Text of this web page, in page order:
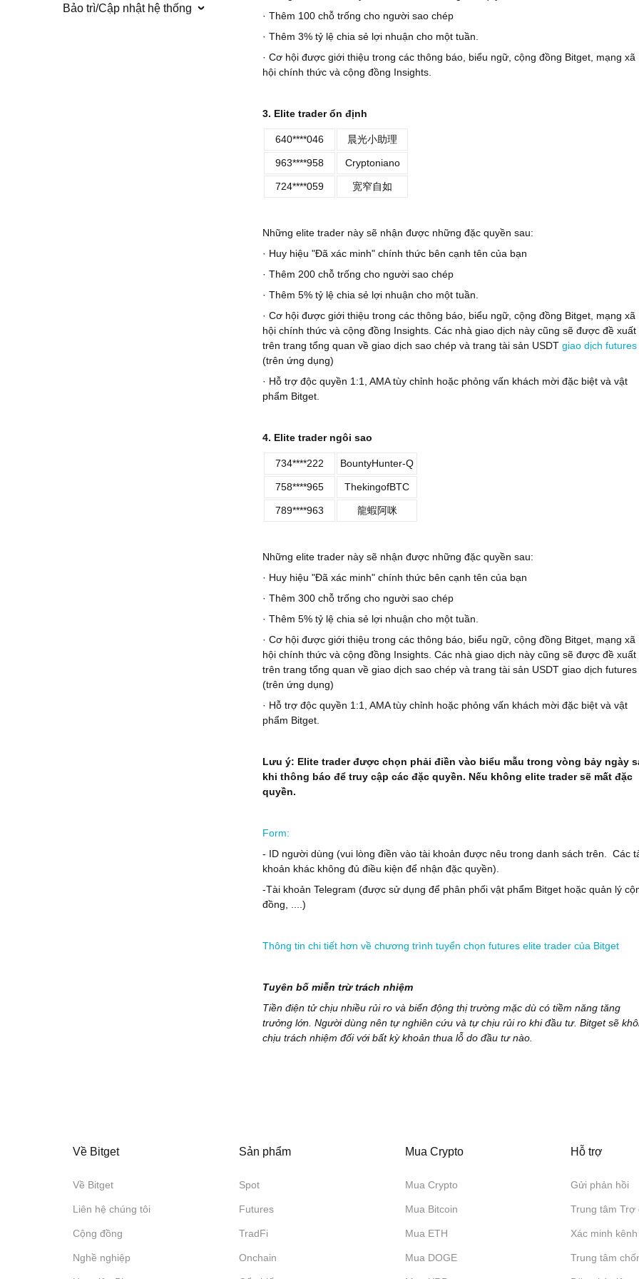
Bảo trì/Cập nhật hệ thống
· Thêm 100 chỗ trống cho người sao chép
· Thêm 3% tỷ lệ chia sẻ lợi nhuận cho một tuần.
· Cơ hội được giới thiệu trong các thông báo, biểu ngữ, cộng đồng Bitget, mạng xã
hội chính thức và cộng đồng Insights.
3. Elite trader ổn định
640****046 晨光小助理
963****958 Cryptoniano
724****059 宽窄自如
Những elite trader này sẽ nhận được những đặc quyền sau:
· Huy hiệu "Đã xác minh" chính thức bên cạnh tên của bạn
· Thêm 200 chỗ trống cho người sao chép
· Thêm 5% tỷ lệ chia sẻ lợi nhuận cho một tuần.
· Cơ hội được giới thiệu trong các thông báo, biểu ngữ, cộng đồng Bitget, mạng xã
hội chính thức và cộng đồng Insights. Các nhà giao dịch này cũng sẽ được đề xuất
trên trang tổng quan về giao dịch sao chép và trang tài sản USDT giao dịch futures
(trên ứng dụng)
· Hỗ trợ độc quyền 1:1, AMA tùy chỉnh hoặc phỏng vấn khách mời đặc biệt và vật
phẩm Bitget.
4. Elite trader ngôi sao
734****222 BountyHunter-Q
758****965 ThekingofBTC
789****963 龍蝦阿咪
Những elite trader này sẽ nhận được những đặc quyền sau:
· Huy hiệu "Đã xác minh" chính thức bên cạnh tên của bạn
· Thêm 300 chỗ trống cho người sao chép
· Thêm 5% tỷ lệ chia sẻ lợi nhuận cho một tuần.
· Cơ hội được giới thiệu trong các thông báo, biểu ngữ, cộng đồng Bitget, mạng xã
hội chính thức và cộng đồng Insights. Các nhà giao dịch này cũng sẽ được đề xuất
trên trang tổng quan về giao dịch sao chép và trang tài sản USDT giao dịch futures
(trên ứng dụng)
· Hỗ trợ độc quyền 1:1, AMA tùy chỉnh hoặc phỏng vấn khách mời đặc biệt và vật
phẩm Bitget.
Lưu ý: Elite trader được chọn phải điền vào biểu mẫu trong vòng bảy ngày
khi thông báo để truy cập các đặc quyền. Nếu không elite trader sẽ mất đặc
quyền.
Form:
- ID người dùng (vui lòng điền vào tài khoản được nêu trong danh sách trên.
Các
khoản khác không đủ điều kiện để nhận đặc quyền).
-Tài khoản Telegram (được sử dụng để phân phối vật phẩm Bitget hoặc quản lý
đồng, ....)
Thông tin chi tiết hơn về chương trình tuyển chọn futures elite trader của Bitget
Tuyên bố miễn trừ trách nhiệm
Tiền điện tử chịu nhiều rủi ro và biến động thị trường mặc dù có tiềm năng tăng
trưởng lớn. Người dùng nên tự nghiên cứu và tự chịu rủi ro khi đầu tư. Bitget sẽ
chịu trách nhiệm đối với bất kỳ khoản thua lỗ do đầu tư nào.
Về Bitget
Về Bitget
Liên hệ chúng tôi
Cộng đồng
Nghề nghiệp
Sản phẩm
Spot
Futures
TradFi
Onchain
Mua Crypto
Mua Crypto
Mua Bitcoin
Mua ETH
Mua DOGE
Hỗ trợ
Gửi phản hồi
Trung tâm Trợ
Xác minh
Trung tâm